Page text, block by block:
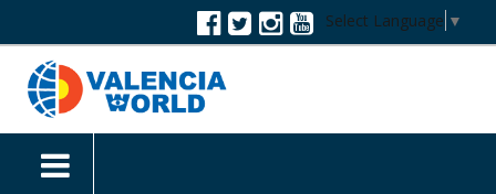
Select Language ▼